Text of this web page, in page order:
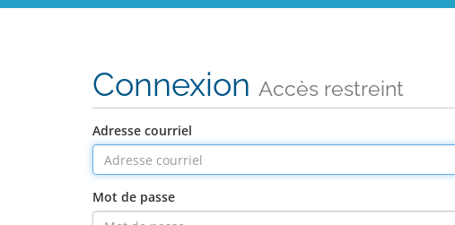
Connexion Accès restreint
Adresse courriel
Mot de passe